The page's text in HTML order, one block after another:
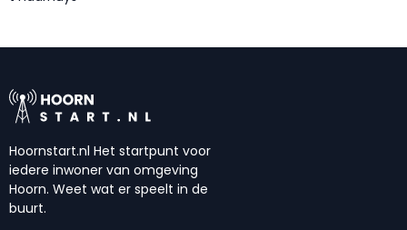
Hoornstart.nl Het startpunt voor
iedere inwoner van omgeving
Hoorn. Weet wat er speelt in de
buurt.